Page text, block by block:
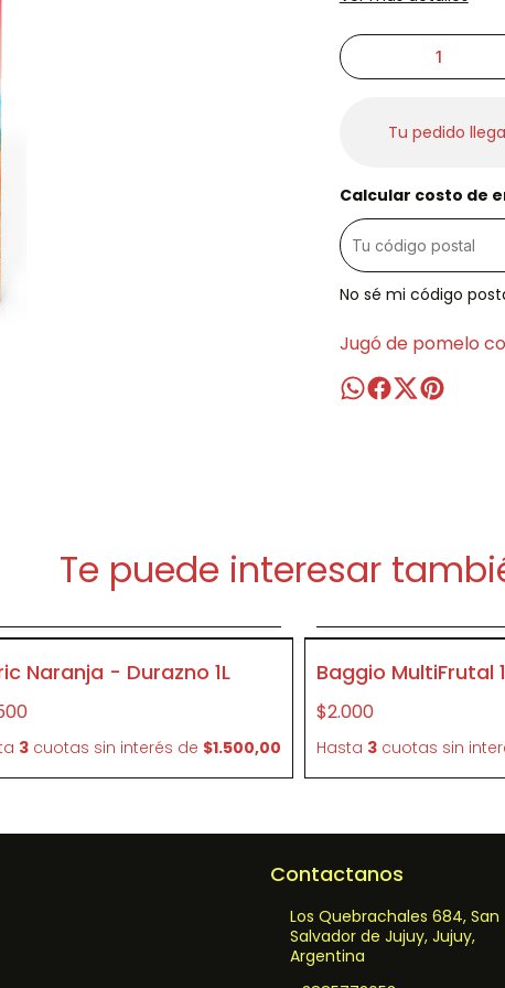
Tu pedido
Calcular costo de
No sé mi código
Jugó de pomelo
Te puede interesar
Naranja - Durazno 1L
3 cuotas sin interés de $1.500,00
Baggio MultiFrutal
$2.000
Hasta 3 cuotas sin
Contactanos
Los Quebrachales 684, San
Salvador de Jujuy, Jujuy,
Argentina